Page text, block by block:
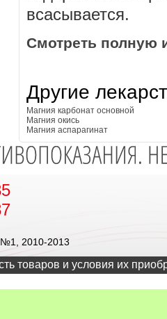
всасывается.
Смотреть полную
Другие
Магния карбонат основной
Магния окись
Магния аспарагинат
№1, 2010-2013
товаров и условия их